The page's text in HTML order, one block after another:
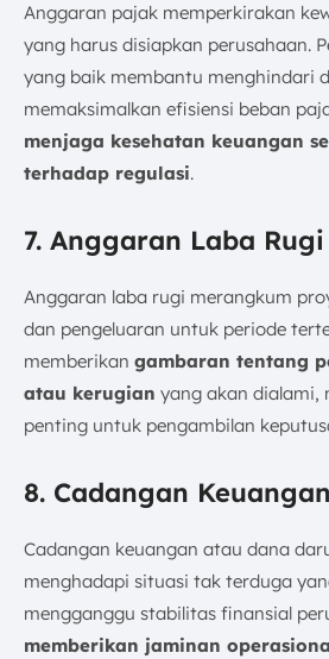
Anggaran pajak memperkirakan
yang harus disiapkan perusahaan.
yang baik membantu menghindari
memaksimalkan efisiensi beban
menjaga kesehatan keuangan
terhadap regulasi.
7. Anggaran Laba Rugi
Anggaran laba rugi merangkum
dan pengeluaran untuk periode
memberikan gambaran tentang
atau kerugian yang akan dialami,
penting untuk pengambilan
8. Cadangan Keuangan
Cadangan keuangan atau dana
menghadapi situasi tak terduga
mengganggu stabilitas finansial
memberikan jaminan